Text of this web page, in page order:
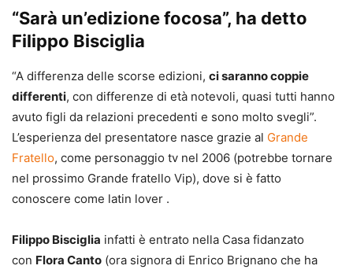
“Sarà un’edizione focosa”, ha detto
Filippo Bisciglia
“A differenza delle scorse edizioni, ci saranno coppie
differenti, con differenze di età notevoli, quasi tutti hanno
avuto figli da relazioni precedenti e sono molto svegli”.
L’esperienza del presentatore nasce grazie al Grande
Fratello, come personaggio tv nel 2006 (potrebbe tornare
nel prossimo Grande fratello Vip), dove si è fatto
conoscere come latin lover .
Filippo Bisciglia infatti è entrato nella Casa fidanzato
con Flora Canto (ora signora di Enrico Brignano che ha